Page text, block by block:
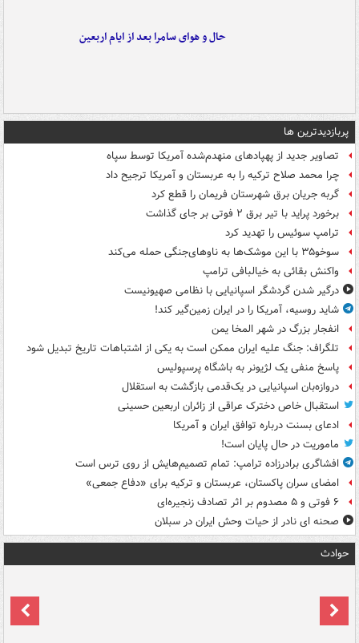
حال و هوای سامرا بعد از ایام اربعین
پربازدیدترین ها
تصاویر جدید از پهپادهای منهدم‌شده آمریکا توسط سپاه
چرا محمد صلاح ترکیه را به عربستان و آمریکا ترجیح داد
گربه جریان برق شهرستان فریمان را قطع کرد
برخورد پراید با تیر برق ۲ فوتی بر جای گذاشت
ترامپ سوئیس را تهدید کرد
سوخو۳۵ با این موشک‌ها به ناوهای‌جنگی حمله می‌کند
واکنش بقائی به خیالبافی ترامپ
درگیر شدن گردشگر اسپانیایی با نظامی صهیونیست
شاید روسیه، آمریکا را در ایران زمین‌گیر کند!
انفجار بزرگ در شهر المخا یمن
تلگراف: جنگ علیه ایران ممکن است به یکی از اشتباهات تاریخ تبدیل شود
پاسخ منفی یک لژیونر به باشگاه پرسپولیس
دروازه‌بان اسپانیایی در یک‌قدمی بازگشت به استقلال
استقبال خاص دخترک عراقی از زائران اربعین حسینی
ادعای بسنت درباره توافق ایران و آمریکا
ماموریت در حال پایان است!
افشاگری برادرزاده ترامپ: تمام تصمیم‌هایش از روی ترس است
امضای سران پاکستان، عربستان و ترکیه برای «دفاع جمعی»
۶ فوتی و ۵ مصدوم بر اثر تصادف زنجیره‌ای
صحنه ای نادر از حیات وحش ایران در سبلان
حوادث